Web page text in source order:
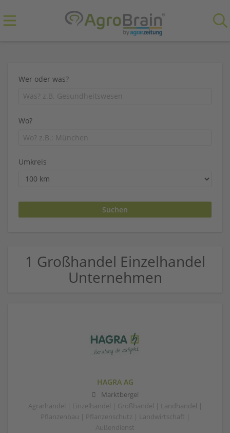
Wer oder was?
Wo?
Umkreis
1 Großhandel Einzelhandel
Unternehmen
HAGRA AG
Marktbergel
Agrarhandel | Einzelhandel | Großhandel | Landhandel |
Pflanzenbau | Pflanzenschutz | Landwirtschaft |
Außendienst